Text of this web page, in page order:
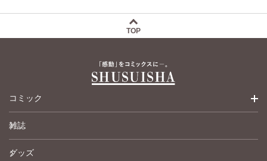
TOP
コミック
少女コミック
女性コミック
雑誌
グッズ